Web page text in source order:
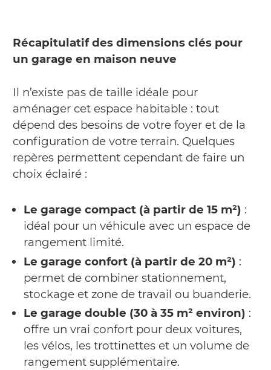
Récapitulatif des dimensions clés pour
un garage en maison neuve
Il n’existe pas de taille idéale pour
aménager cet espace habitable : tout
dépend des besoins de votre foyer et de la
configuration de votre terrain. Quelques
repères permettent cependant de faire un
choix éclairé :
Le garage compact (à partir de 15 m²) :
idéal pour un véhicule avec un espace de
rangement limité.
Le garage confort (à partir de 20 m²) :
permet de combiner stationnement,
stockage et zone de travail ou buanderie.
Le garage double (30 à 35 m² environ) :
offre un vrai confort pour deux voitures,
les vélos, les trottinettes et un volume de
rangement supplémentaire.